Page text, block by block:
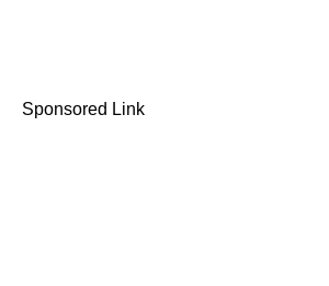
Sponsored Link